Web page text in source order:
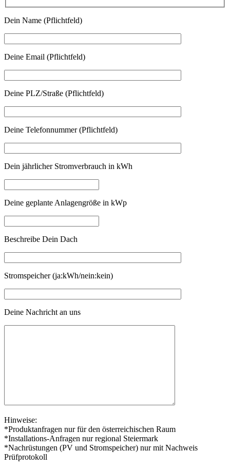
Dein Name (Pflichtfeld)
Deine Email (Pflichtfeld)
Deine PLZ/Straße (Pflichtfeld)
Deine Telefonnummer (Pflichtfeld)
Dein jährlicher Stromverbrauch in kWh
Deine geplante Anlagengröße in kWp
Beschreibe Dein Dach
Stromspeicher (ja:kWh/nein:kein)
Deine Nachricht an uns
Hinweise:
*Produktanfragen nur für den österreichischen Raum
*Installations-Anfragen nur regional Steiermark
*Nachrüstungen (PV und Stromspeicher) nur mit Nachweis
Prüfprotokoll